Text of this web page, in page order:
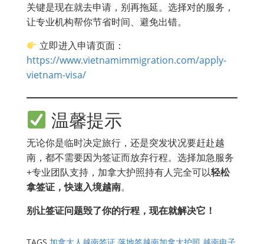
关键是现在就去申请，别再拖延。选择对的服务，
让专业机构帮你节省时间、避免出错。
立即进入申请页面：
https://www.vietnamimmigration.com/apply-
vietnam-visa/
温馨提示
无论你是临时决定旅行，还是突发状况要赶赴越
南，都不需要因为签证而放弃行程。选择加急服务
+专业团队支持，加拿大护照持有人完全可以轻松
拿签证，快速入境越南。
别让签证问题毁了你的行程，现在就解决它！